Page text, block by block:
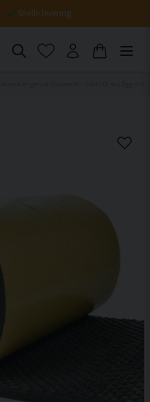
Snelle levering